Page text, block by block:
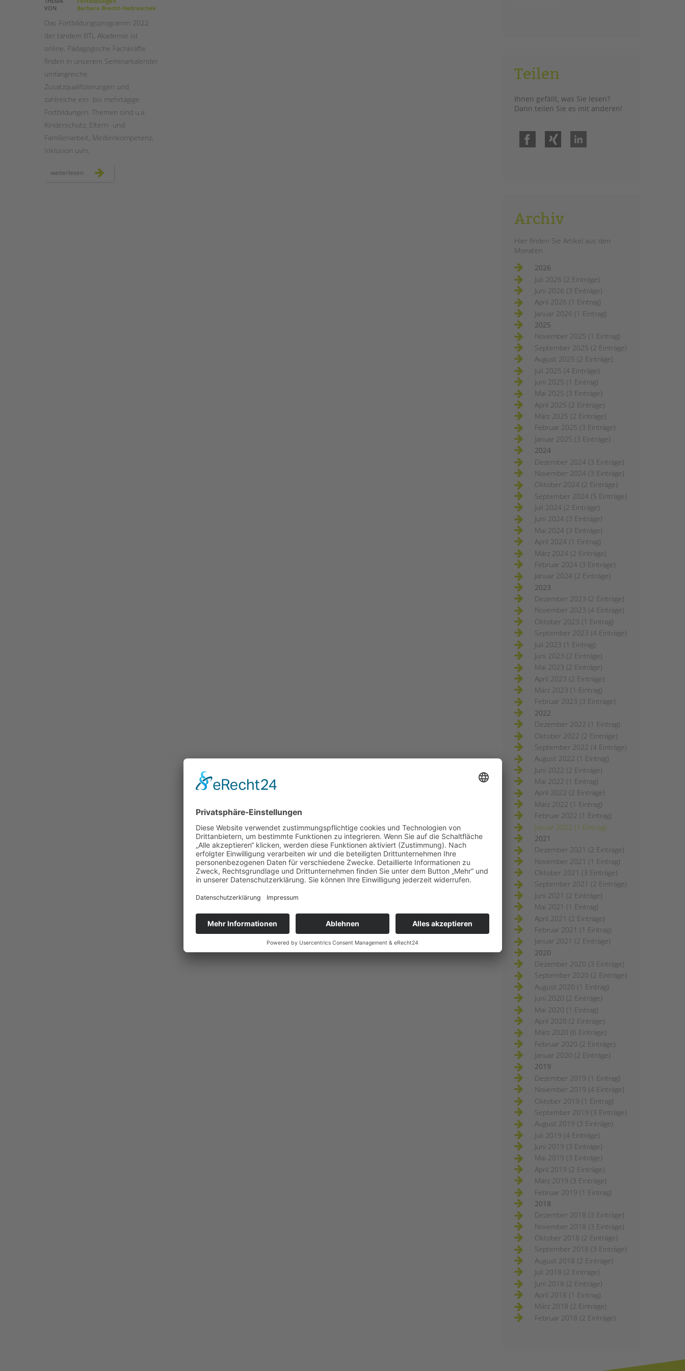
VON
Barbara Brecht-Hadraschek
Das Fortbildungsprogramm 2022
der tandem BTL Akademie ist
online. Pädagogische Fachkräfte
finden in unserem Seminarkalender
umfangreiche
Zusatzqualifizierungen und
zahlreiche ein- bis mehrtägige
Fortbildungen. Themen sind u.a.
Kinderschutz, Eltern- und
Familienarbeit, Medienkompetenz,
Inklusion uvm.
weiterlesen tandem
Teilen
Ihnen gefällt, was Sie lesen?
Dann teilen Sie es mit anderen!
Facebook
Archiv
Hier finden Sie Artikel aus den
Monaten
2026
Juli 2026 (2 Einträge)
Juni 2026 (3 Einträge)
April 2026 (1 Eintrag)
Januar 2026 (1 Eintrag)
2025
November 2025 (1 Eintrag)
September 2025 (2 Einträge)
August 2025 (2 Einträge)
Juli 2025 (4 Einträge)
Juni 2025 (1 Eintrag)
Mai 2025 (3 Einträge)
April 2025 (2 Einträge)
März 2025 (2 Einträge)
Februar 2025 (3 Einträge)
Januar 2025 (3 Einträge)
2024
Dezember 2024 (3 Einträge)
November 2024 (3 Einträge)
Oktober 2024 (2 Einträge)
September 2024 (5 Einträge)
Juli 2024 (2 Einträge)
Juni 2024 (3 Einträge)
Mai 2024 (3 Einträge)
April 2024 (1 Eintrag)
März 2024 (2 Einträge)
Februar 2024 (3 Einträge)
Januar 2024 (2 Einträge)
2023
Dezember 2023 (2 Einträge)
November 2023 (4 Einträge)
Oktober 2023 (1 Eintrag)
September 2023 (4 Einträge)
Juli 2023 (1 Eintrag)
Juni 2023 (2 Einträge)
Mai 2023 (2 Einträge)
April 2023 (2 Einträge)
März 2023 (1 Eintrag)
Februar 2023 (3 Einträge)
2022
Dezember 2022 (1 Eintrag)
Oktober 2022 (2 Einträge)
September 2022 (4 Einträge)
August 2022 (1 Eintrag)
Juni 2022 (2 Einträge)
Mai 2022 (1 Eintrag)
April 2022 (2 Einträge)
März 2022 (1 Eintrag)
Februar 2022 (1 Eintrag)
Januar 2022 (1 Eintrag)
2021
Dezember 2021 (2 Einträge)
November 2021 (1 Eintrag)
Oktober 2021 (3 Einträge)
September 2021 (2 Einträge)
Juni 2021 (2 Einträge)
Mai 2021 (1 Eintrag)
April 2021 (2 Einträge)
Februar 2021 (1 Eintrag)
Januar 2021 (2 Einträge)
2020
Dezember 2020 (3 Einträge)
September 2020 (2 Einträge)
August 2020 (1 Eintrag)
Juni 2020 (2 Einträge)
Mai 2020 (1 Eintrag)
April 2020 (2 Einträge)
März 2020 (6 Einträge)
Februar 2020 (2 Einträge)
Januar 2020 (2 Einträge)
2019
Dezember 2019 (1 Eintrag)
November 2019 (4 Einträge)
Oktober 2019 (1 Eintrag)
September 2019 (3 Einträge)
August 2019 (3 Einträge)
Juli 2019 (4 Einträge)
Juni 2019 (3 Einträge)
Mai 2019 (3 Einträge)
April 2019 (2 Einträge)
März 2019 (3 Einträge)
Februar 2019 (1 Eintrag)
2018
Dezember 2018 (3 Einträge)
November 2018 (3 Einträge)
Oktober 2018 (2 Einträge)
September 2018 (3 Einträge)
August 2018 (2 Einträge)
Juli 2018 (2 Einträge)
Juni 2018 (2 Einträge)
April 2018 (1 Eintrag)
März 2018 (2 Einträge)
Februar 2018 (2 Einträge)